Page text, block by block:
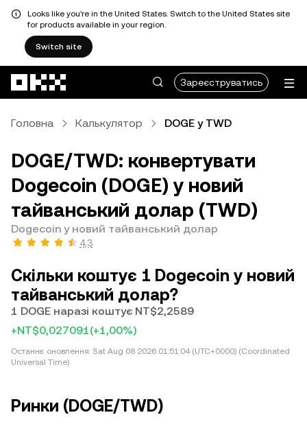
Looks like you're in the United States. Switch to the United States site
for products available in your region.
Switch site
Зареєструватись
Головна Калькулятор DOGE у TWD
DOGE/TWD: конвертувати
Dogecoin (DOGE) у новий
тайванський долар (TWD)
Dogecoin у новий тайванський долар
4,3
Скільки коштує 1 Dogecoin у новий
тайванський долар?
1 DOGE наразі коштує NT$2,2589
+NT$0,027091(+1,00%)
Останнє оновлення: Sat Aug 08 2026 01:51:04 (UTC+0000) (Coordinated
Universal Time)
Ринки (DOGE/TWD)